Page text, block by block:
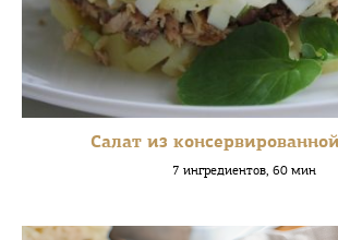
Салат из
7 ингредиентов, 60 мин